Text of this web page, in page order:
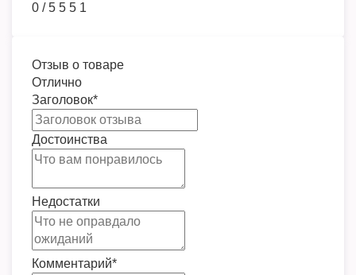
0 /5 5 5 1
Отзыв о товаре
Отлично
Заголовок*
Достоинства
Недостатки
Комментарий*